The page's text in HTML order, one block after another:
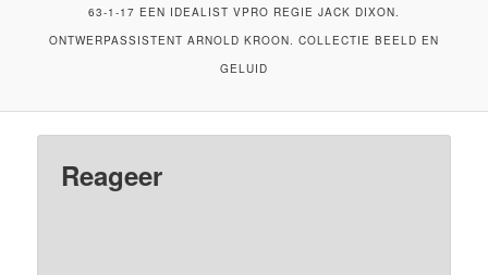
63-1-17 EEN IDEALIST VPRO REGIE JACK DIXON.
ONTWERPASSISTENT ARNOLD KROON. COLLECTIE BEELD EN
GELUID
Reageer